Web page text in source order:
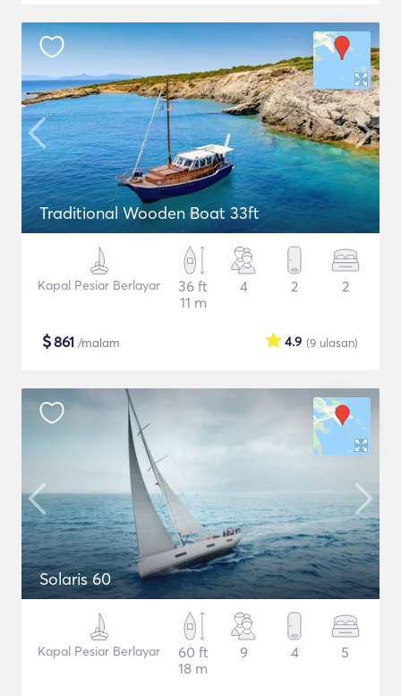
Traditional Wooden Boat 33ft
Kapal Pesiar Berlayar
36 ft
11 m
4 2 2
$861 /malam (9 ulasan)
4.9
Solaris 60
Kapal Pesiar Berlayar
60 ft
18 m
9 4 5